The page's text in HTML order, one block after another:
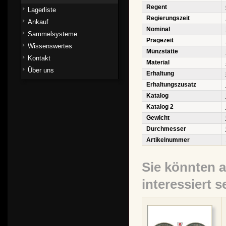
Regent
Regierungszeit
Nominal
Prägezeit
Münzstätte
Material
Erhaltung
Erhaltungszusatz
Katalog
Katalog 2
Gewicht
Durchmesser
Artikelnummer
Sie könnten
interessiert
Lagerliste
Ankauf
Sammelsysteme
Wissenswertes
Kontakt
Über uns